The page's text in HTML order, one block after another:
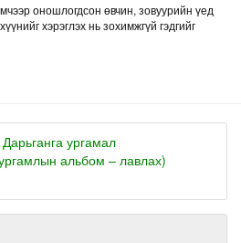
оношлогдсон өвчин, зовуурийн үед
хэрэглэх нь зохимжгүй гэдгийг
Дарьганга ургамал
альбом – лавлах)